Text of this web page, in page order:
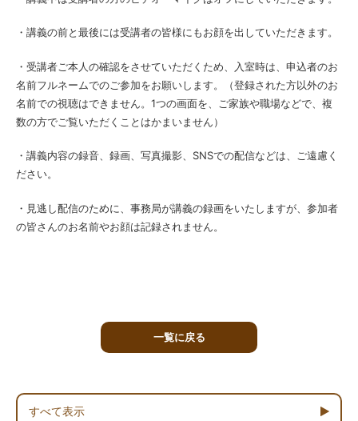
・講義の前と最後には受講者の皆様にもお顔を出していただきます。
・受講者ご本人の確認をさせていただくため、入室時は、申込者のお
名前フルネームでのご参加をお願いします。（登録された方以外のお
名前での視聴はできません。1つの画面を、ご家族や職場などで、複
数の方でご覧いただくことはかまいません）
・講義内容の録音、録画、写真撮影、SNSでの配信などは、ご遠慮く
ださい。
・見逃し配信のために、事務局が講義の録画をいたしますが、参加者
の皆さんのお名前やお顔は記録されません。
一覧に戻る
すべて表示